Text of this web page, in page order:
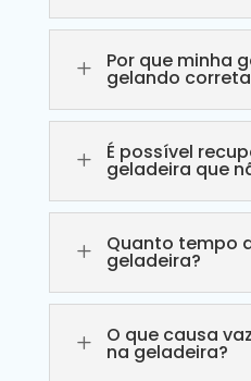
L Por que minha
gelando
L É possível
geladeira que
L Quanto tempo
geladeira?
L O que causa
na geladeira?